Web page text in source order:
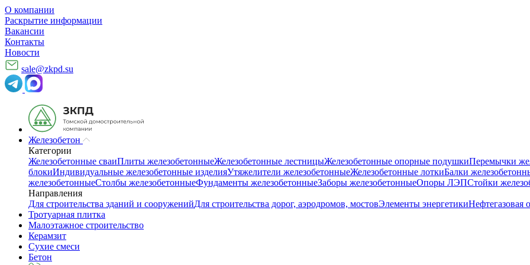
О компании
Раскрытие информации
Вакансии
Контакты
Новости
sale@zkpd.su
Железобетон
Категории
Железобетонные сваиПлиты железобетонныеЖелезобетонные лестницыЖелезобетонные опорные подушкиПеремычки
блокиИндивидуальные железобетонные изделияУтяжелители железобетонныеЖелезобетонные лоткиБалки
железобетонныеСтолбы железобетонныеФундаменты железобетонныеЗаборы железобетонныеОпоры ЛЭПСтойки
Направления
Для строительства зданий и сооруженийДля строительства дорог, аэродромов, мостовЭлементы энергетикиНефтегазовая
Тротуарная плитка
Малоэтажное строительство
Керамзит
Сухие смеси
Бетон